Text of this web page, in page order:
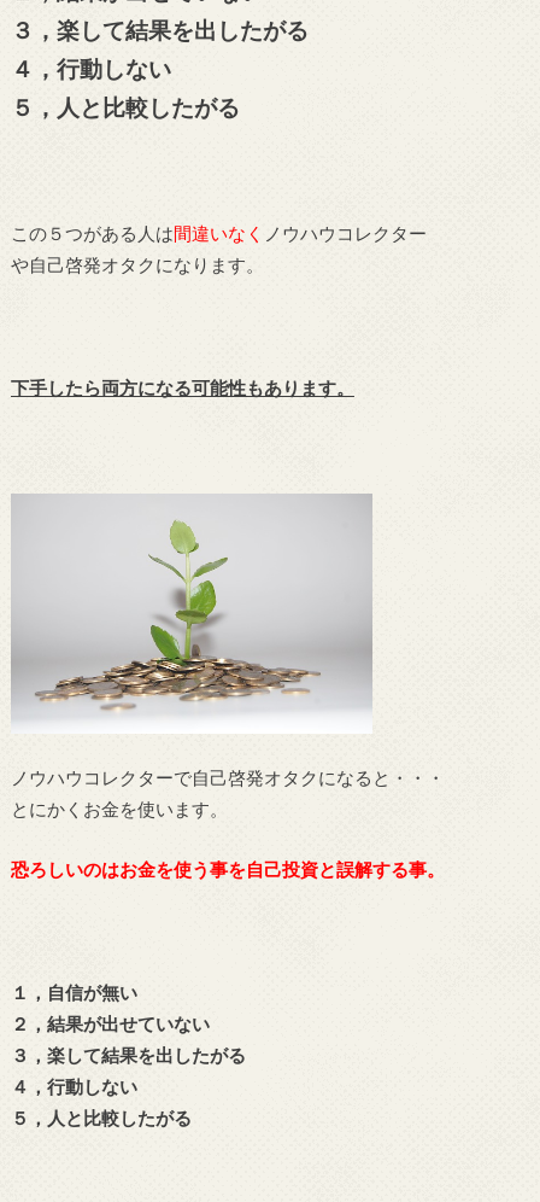
３，楽して結果を出したがる
４，行動しない
５，人と比較したがる
この５つがある人は間違いなく ノウハウコレクター
や自己啓発オタクになります。
下手したら両方になる可能性もあります。
ノウハウコレクターで自己啓発オタクになると・・・
とにかくお金を使います。
恐ろしいのはお金を使う事を自己投資と誤解する事。
１，自信が無い
２，結果が出せていない
３，楽して結果を出したがる
４，行動しない
５，人と比較したがる